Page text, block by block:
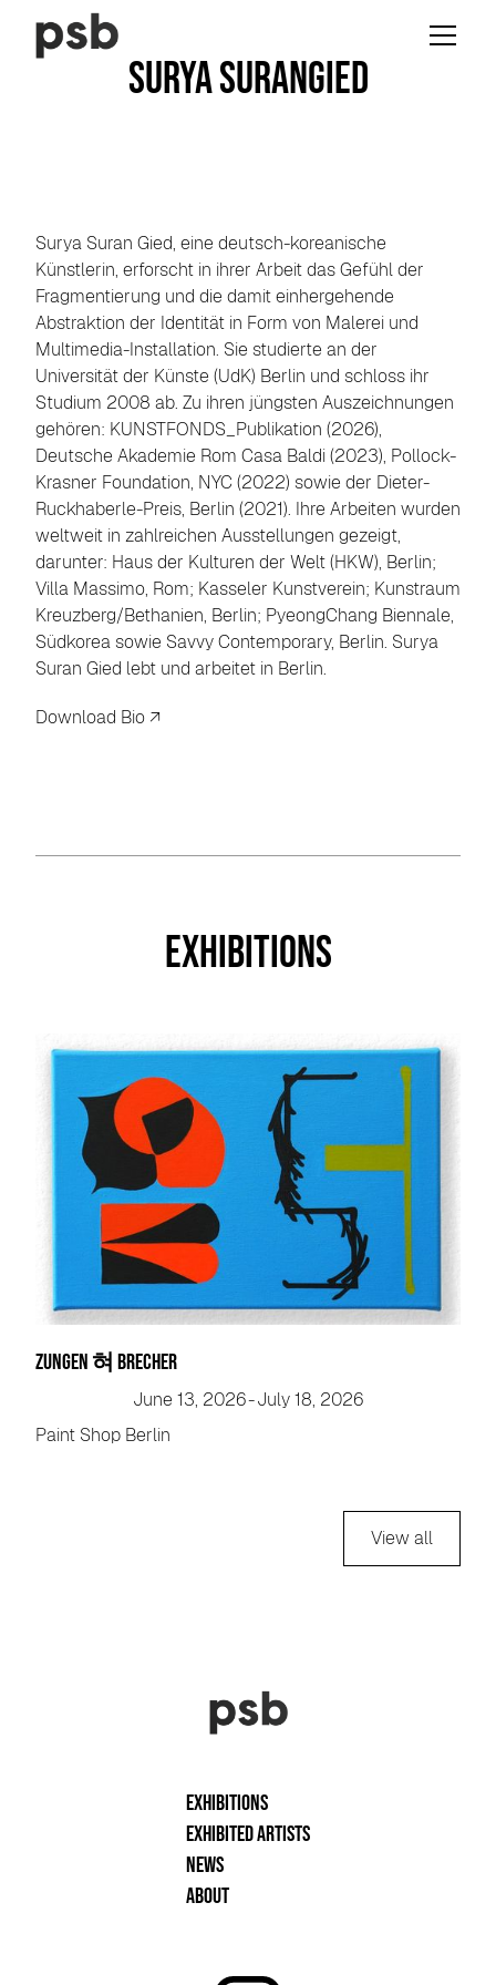
Surya SuranGied
Surya Suran Gied, eine deutsch-koreanische
Künstlerin, erforscht in ihrer Arbeit das Gefühl der
Fragmentierung und die damit einhergehende
Abstraktion der Identität in Form von Malerei und
Multimedia-Installation. Sie studierte an der
Universität der Künste (UdK) Berlin und schloss ihr
Studium 2008 ab. Zu ihren jüngsten Auszeichnungen
gehören: KUNSTFONDS_Publikation (2026),
Deutsche Akademie Rom Casa Baldi (2023), Pollock-
Krasner Foundation, NYC (2022) sowie der Dieter-
Ruckhaberle-Preis, Berlin (2021). Ihre Arbeiten wurden
weltweit in zahlreichen Ausstellungen gezeigt,
darunter: Haus der Kulturen der Welt (HKW), Berlin;
Villa Massimo, Rom; Kasseler Kunstverein; Kunstraum
Kreuzberg/Bethanien, Berlin; PyeongChang Biennale,
Südkorea sowie Savvy Contemporary, Berlin. Surya
Suran Gied lebt und arbeitet in Berlin.
Download Bio ↗︎
Exhibitions
zungen 혀 brecher
June 13, 2026-July 18, 2026
Paint Shop Berlin
View all
Exhibitions
Exhibited artists
News
About